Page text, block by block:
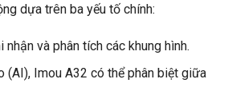
dựa trên ba yếu tố chính:
và phân tích các khung hình.
(AI), Imou A32 có thể phân biệt giữa